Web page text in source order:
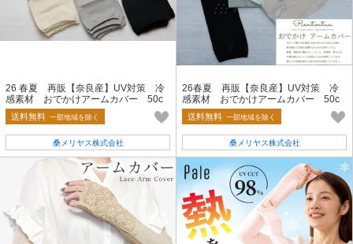
26 春夏 再販【奈良産】UV対策 冷
感素材 おでかけアームカバー 50c
m 総花柄
送料無料 一部地域を除く
桑メリヤス株式会社
26春夏 再販【奈良産】UV対策 冷
感素材 おでかけアームカバー 50c
m 線書き ネコ
送料無料 一部地域を除く
桑メリヤス株式会社